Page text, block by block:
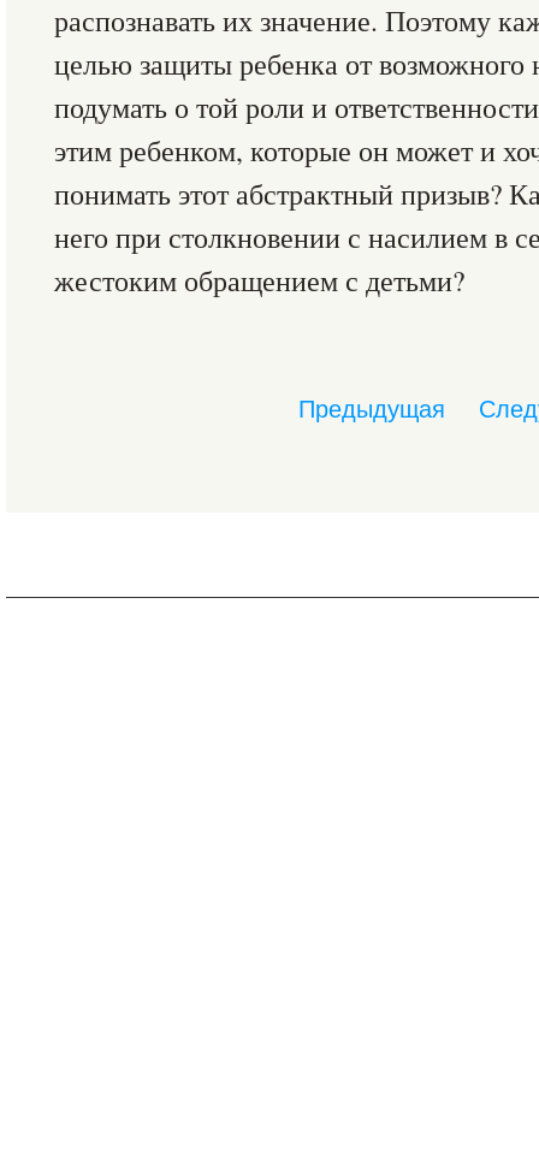
распознавать их значение. Поэтому
целью защиты ребенка от
подумать о той роли и
этим ребенком, которые он может и
понимать этот абстрактный призыв?
него при столкновении с насилием в
жестоким обращением с детьми?
Предыдущая